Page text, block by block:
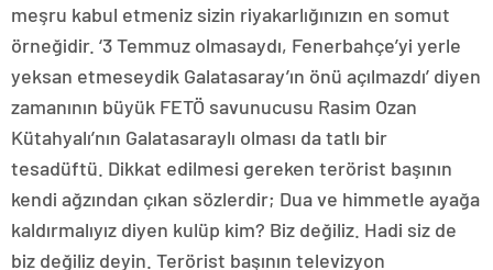
meşru kabul etmeniz sizin riyakarlığınızın en somut
örneğidir. ‘3 Temmuz olmasaydı, Fenerbahçe’yi yerle
yeksan etmeseydik Galatasaray’ın önü açılmazdı’ diyen
zamanının büyük FETÖ savunucusu Rasim Ozan
Kütahyalı’nın Galatasaraylı olması da tatlı bir
tesadüftü. Dikkat edilmesi gereken terörist başının
kendi ağzından çıkan sözlerdir; Dua ve himmetle ayağa
kaldırmalıyız diyen kulüp kim? Biz değiliz. Hadi siz de
biz değiliz deyin. Terörist başının televizyon